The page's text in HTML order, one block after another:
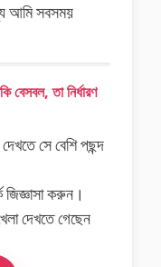
আমি সবসময়
বেসবল, তা নির্ধারণ
সে বেশি পছন্দ
জিজ্ঞাসা করুন।
দেখতে গেছেন